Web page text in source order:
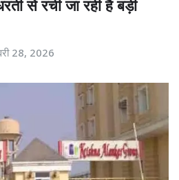
से रची जा रही है बड़ी
28, 2026